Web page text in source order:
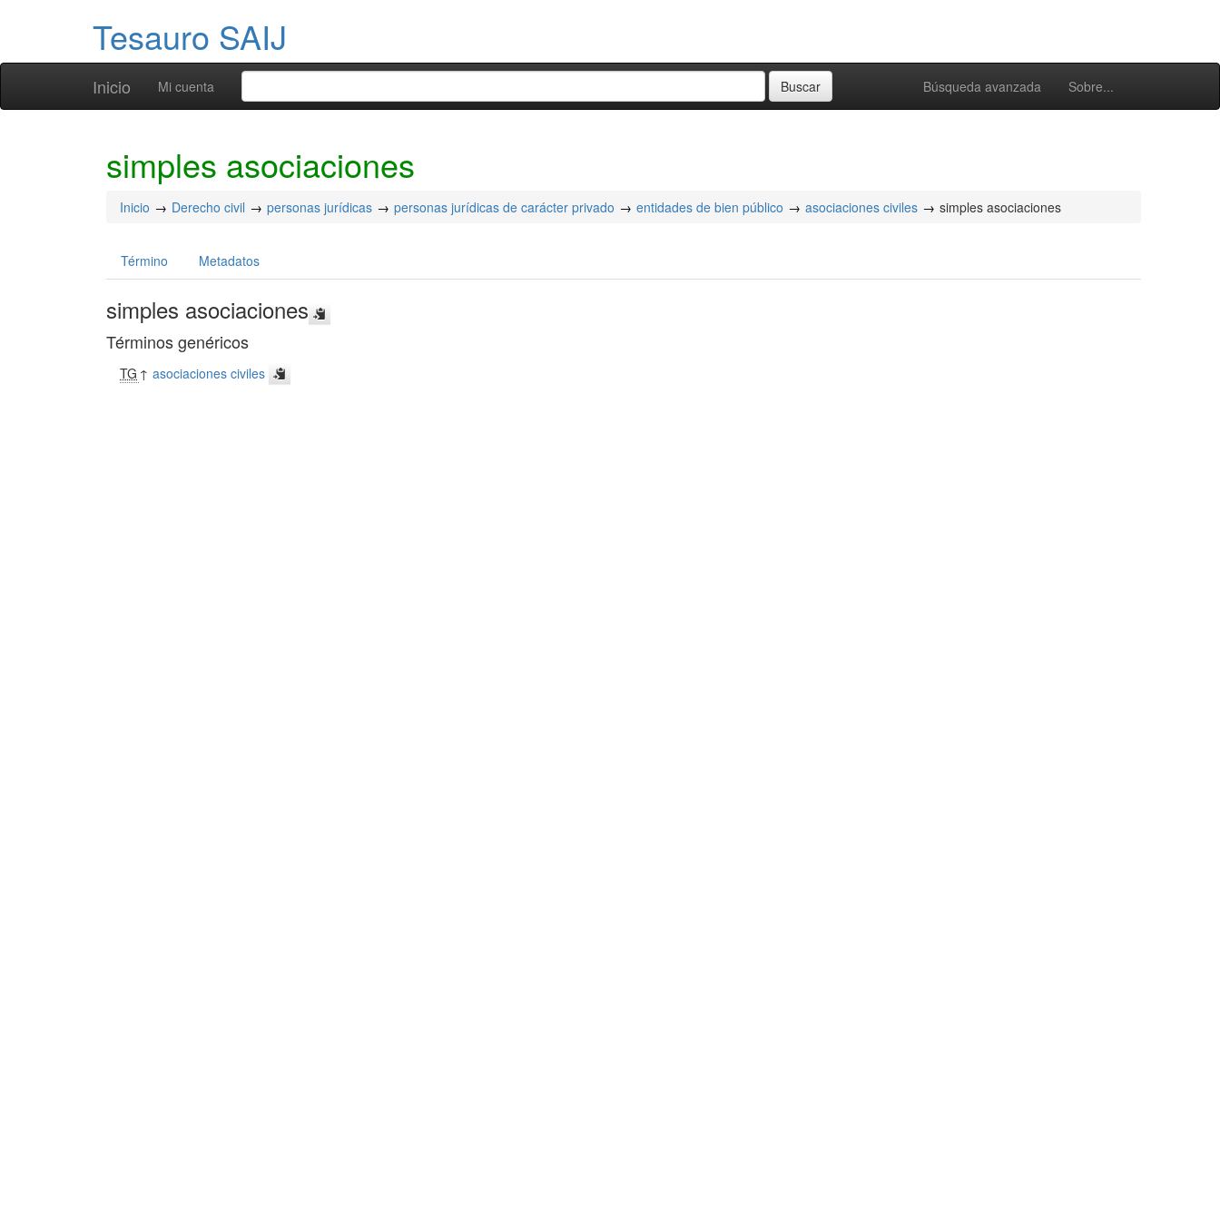
Tesauro SAIJ
Inicio Búsqueda avanzada Sobre...
Mi cuenta
simples asociaciones
Inicio Derecho civil personas jurídicas personas jurídicas de carácter privado entidades de bien público asociaciones civiles simples asociaciones
Término Metadatos
simples asociaciones
Términos genéricos
TG ↑asociaciones civiles